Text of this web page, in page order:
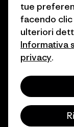
© 2026 Patagonia,
tue
facendo clic
ulteriori
Informativa
privacy.